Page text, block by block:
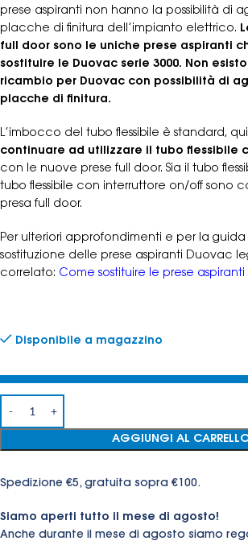
prese aspiranti non hanno la possibilità di
placche di finitura dell’impianto elettrico.
full door sono le uniche prese aspiranti
sostituire le Duovac serie 3000. Non
ricambio per Duovac con possibilità di
placche di finitura.
L’imbocco del tubo flessibile è standard,
continuare ad utilizzare il tubo flessibile
con le nuove prese full door. Sia il tubo
tubo flessibile con interruttore on/off sono
presa full door.
Per ulteriori approfondimenti e per la guida
sostituzione delle prese aspiranti Duovac
correlato: Come sostituire le prese aspiranti
Disponibile a magazzino
AGGIUNGI AL
Spedizione €5, gratuita sopra €100.
Siamo aperti tutto il mese di agosto!
Anche durante il mese di agosto siamo